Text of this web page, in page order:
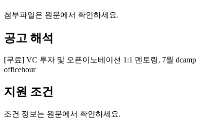
첨부파일은 원문에서 확인하세요.
공고 해석
[무료] VC 투자 및 오픈이노베이션 1:1 멘토링, 7월 dcamp
officehour
지원 조건
조건 정보는 원문에서 확인하세요.